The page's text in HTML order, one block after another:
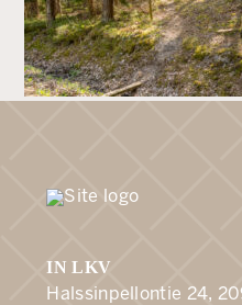
ILMOITTAUDU
IN LKV
Halssinpellontie 24,